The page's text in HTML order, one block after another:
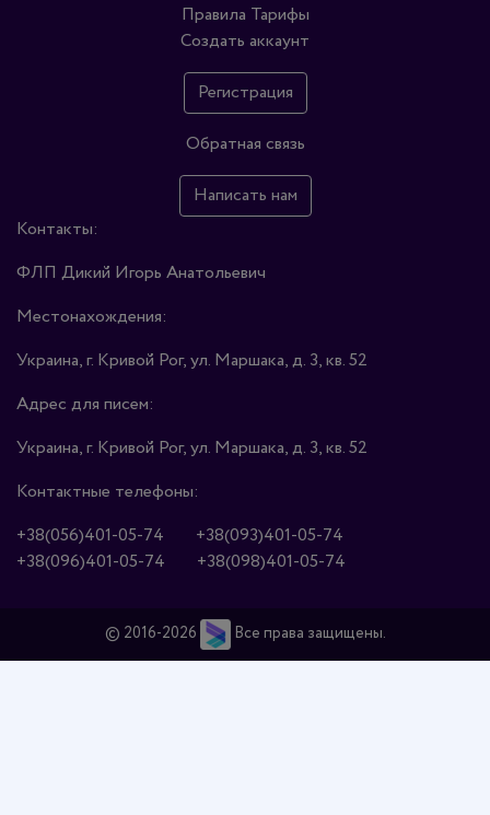
Правила Тарифы
Создать аккаунт
Регистрация
Обратная связь
Написать нам
Контакты:
ФЛП Дикий Игорь Анатольевич
Местонахождения:
Украина, г. Кривой Рог, ул. Маршака, д. 3, кв. 52
Адрес для писем:
Украина, г. Кривой Рог, ул. Маршака, д. 3, кв. 52
Контактные телефоны:
+38(056)401-05-74
+38(093)401-05-74
+38(096)401-05-74
+38(098)401-05-74
© 2016-2026 Все права защищены.